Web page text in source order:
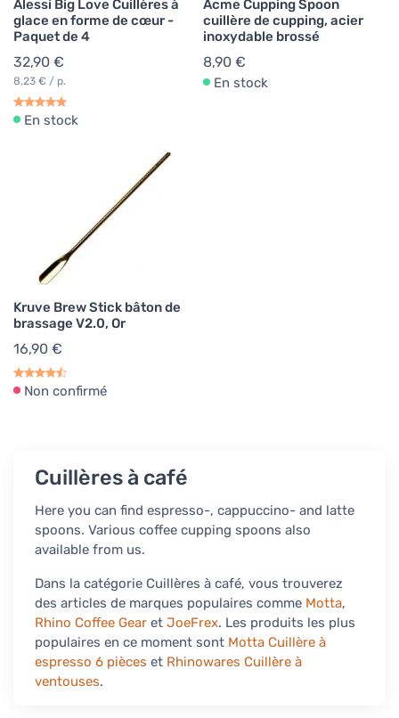
Alessi Big Love Cuillères à
glace en forme de cœur -
Paquet de 4
32,90 €
8,23 € / p.
En stock
Acme Cupping Spoon
cuillère de cupping, acier
inoxydable brossé
8,90 €
En stock
Kruve Brew Stick bâton de
brassage V2.0, Or
16,90 €
Non confirmé
Cuillères à café
Here you can find espresso-, cappuccino- and latte
spoons. Various coffee cupping spoons also
available from us.
Dans la catégorie Cuillères à café, vous trouverez
des articles de marques populaires comme Motta,
Rhino Coffee Gear et JoeFrex. Les produits les plus
populaires en ce moment sont Motta Cuillère à
espresso 6 pièces et Rhinowares Cuillère à
ventouses.